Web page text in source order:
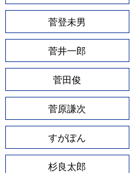
菅登未男
菅井一郎
菅田俊
菅原謙次
すがぽん
杉良太郎